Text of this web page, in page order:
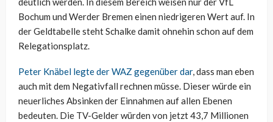
Bochum und Werder Bremen einen niedrigeren Wert auf. In
der Geldtabelle steht Schalke damit ohnehin schon auf dem
Relegationsplatz.
Peter Knäbel legte der WAZ gegenüber dar, dass man eben
auch mit dem Negativfall rechnen müsse. Dieser würde ein
neuerliches Absinken der Einnahmen auf allen Ebenen
bedeuten. Die TV-Gelder würden von jetzt 43,7 Millionen